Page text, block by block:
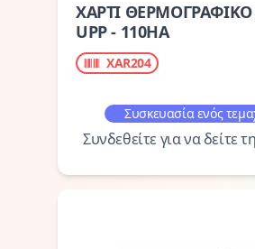
ΧΑΡΤΙ ΘΕΡΜΟΓΡΑΦΙΚΟ
UPP - 110HA
XAR204
Συσκευασία ενός
Συνδεθείτε για να δείτε